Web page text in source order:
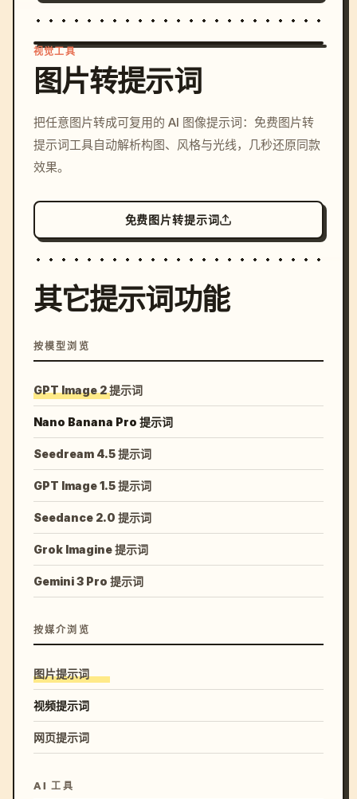
c, cyberpunk sunset, neon
colors, 8k --v 6.0
视觉工具
图片转提示词
把任意图片转成可复用的 AI 图像提示词：免费图片转
提示词工具自动解析构图、风格与光线，几秒还原同款
效果。
免费图片转提示词
其它提示词功能
按模型浏览
GPT Image 2 提示词
Nano Banana Pro 提示词
Seedream 4.5 提示词
GPT Image 1.5 提示词
Seedance 2.0 提示词
Grok Imagine 提示词
Gemini 3 Pro 提示词
按媒介浏览
图片提示词
视频提示词
网页提示词
AI 工具